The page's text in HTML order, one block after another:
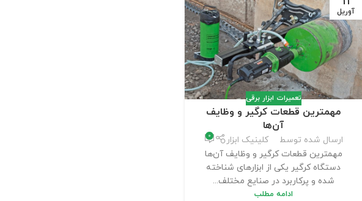
آوریل
تعمیرات ابزار برقی
مهمترین قطعات کرگیر و وظایف
آن‌ها
ارسال شده توسط کلینیک ابزار 0
مهمترین قطعات کرگیر و وظایف آن‌ها
دستگاه کرگیر یکی از ابزارهای شناخته
شده و پرکاربرد در صنایع مختلف...
ادامه مطلب